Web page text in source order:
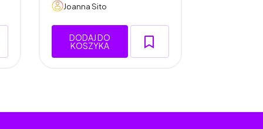
Joanna Sito
DODAJ DO
KOSZYKA